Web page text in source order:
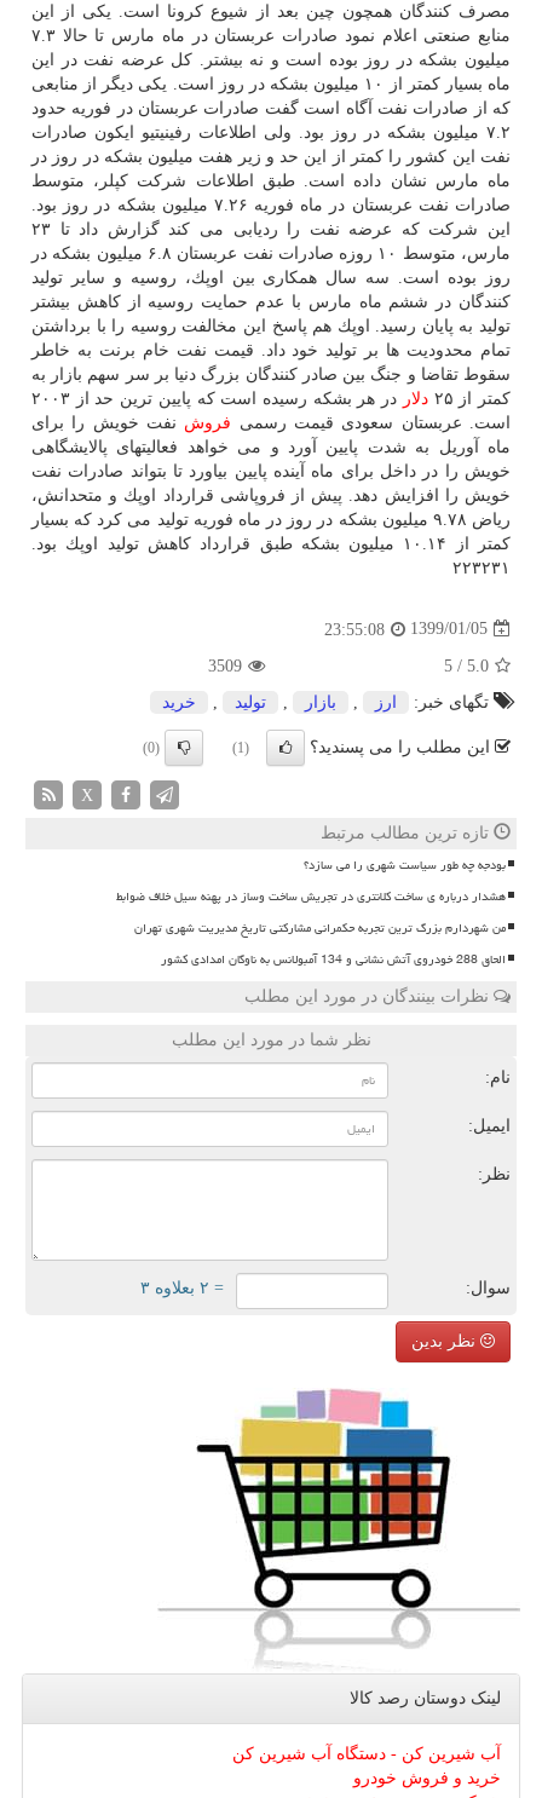
مصرف كنندگان همچون چین بعد از شیوع كرونا است. یكی از این
منابع صنعتی اعلام نمود صادرات عربستان در ماه مارس تا حالا ۷.۳
میلیون بشكه در روز بوده است و نه بیشتر. كل عرضه نفت در این
ماه بسیار كمتر از ۱۰ میلیون بشكه در روز است. یكی دیگر از منابعی
كه از صادرات نفت آگاه است گفت صادرات عربستان در فوریه حدود
۷.۲ میلیون بشكه در روز بود. ولی اطلاعات رفینیتیو ایكون صادرات
نفت این كشور را كمتر از این حد و زیر هفت میلیون بشكه در روز در
ماه مارس نشان داده است. طبق اطلاعات شركت كپلر، متوسط
صادرات نفت عربستان در ماه فوریه ۷.۲۶ میلیون بشكه در روز بود.
این شركت كه عرضه نفت را ردیابی می كند گزارش داد تا ۲۳
مارس، متوسط ۱۰ روزه صادرات نفت عربستان ۶.۸ میلیون بشكه در
روز بوده است. سه سال همكاری بین اوپك، روسیه و سایر تولید
كنندگان در ششم ماه مارس با عدم حمایت روسیه از كاهش بیشتر
تولید به پایان رسید. اوپك هم پاسخ این مخالفت روسیه را با برداشتن
تمام محدودیت ها بر تولید خود داد. قیمت نفت خام برنت به خاطر
سقوط تقاضا و جنگ بین صادر كنندگان بزرگ دنیا بر سر سهم بازار به
كمتر از ۲۵
دلار
در هر بشكه رسیده است كه پایین ترین حد از ۲۰۰۳
است. عربستان سعودی قیمت رسمی فروش نفت خویش را برای
ماه آوریل به شدت پایین آورد و می خواهد فعالیتهای پالایشگاهی
خویش را در داخل برای ماه آینده پایین بیاورد تا بتواند صادرات نفت
خویش را افزایش دهد. پیش از فروپاشی قرارداد اوپك و متحدانش،
ریاض ۹.۷۸ میلیون بشكه در روز در ماه فوریه تولید می كرد كه بسیار
كمتر از ۱۰.۱۴ میلیون بشكه طبق قرارداد كاهش تولید اوپك بود.
۲۲۳۲۳۱
1399/01/05
23:55:08
5.0
/
5
3509
تگهای خبر:
ارز بازار تولید خرید
این مطلب را می پسندید؟ (1)
(0)
X
تازه ترین مطالب مرتبط
بودجه چه طور سیاست شهری را می سازد؟
هشدار درباره ی ساخت کلانتری در تجریش ساخت وساز در پهنه سیل خلاف ضوابط
من شهردارم بزرگ ترین تجربه حکمرانی مشارکتی تاریخ مدیریت شهری تهران
الحاق 288 خودروی آتش نشانی و 134 آمبولانس به ناوگان امدادی کشور
نظرات بینندگان در مورد این مطلب
نظر شما در مورد این مطلب
نام:
ایمیل:
نظر:
سوال: = ۲ بعلاوه ۳
نظر بدین
لینک دوستان رصد كالا
آب شیرین کن - دستگاه آب شیرین کن
خرید و فروش خودرو